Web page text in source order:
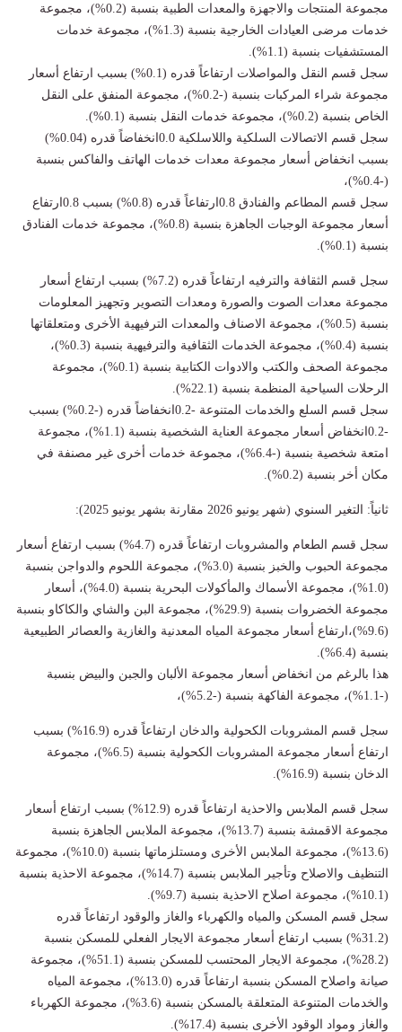
مجموعة المنتجات والاجهزة والمعدات الطبية بنسبة (0.2%)، مجموعة
خدمات مرضى العيادات الخارجية بنسبة (1.3%)، مجموعة خدمات
المستشفيات بنسبة (1.1%).
سجل قسم النقل والمواصلات ارتفاعاً قدره (0.1%) بسبب ارتفاع أسعار
مجموعة شراء المركبات بنسبة (-0.2%)، مجموعة المنفق على النقل
الخاص بنسبة (0.2%)، مجموعة خدمات النقل بنسبة (0.1%).
سجل قسم الاتصالات السلكية واللاسلكية 0.0انخفاضاً قدره (0.04%)
بسبب انخفاض أسعار مجموعة معدات خدمات الهاتف والفاكس بنسبة
(-0.4%)،
سجل قسم المطاعم والفنادق 0.8ارتفاعاً قدره (0.8%) بسبب 0.8ارتفاع
أسعار مجموعة الوجبات الجاهزة بنسبة (0.8%)، مجموعة خدمات الفنادق
بنسبة (0.1%).
سجل قسم الثقافة والترفيه ارتفاعاً قدره (7.2%) بسبب ارتفاع أسعار
مجموعة معدات الصوت والصورة ومعدات التصوير وتجهيز المعلومات
بنسبة (0.5%)، مجموعة الاصناف والمعدات الترفيهية الأخرى ومتعلقاتها
بنسبة (0.4%)، مجموعة الخدمات الثقافية والترفيهية بنسبة (0.3%)،
مجموعة الصحف والكتب والادوات الكتابية بنسبة (0.1%)، مجموعة
الرحلات السياحية المنظمة بنسبة (22.1%).
سجل قسم السلع والخدمات المتنوعة -0.2انخفاضاً قدره (-0.2%) بسبب
-0.2انخفاض أسعار مجموعة العناية الشخصية بنسبة (1.1%)، مجموعة
امتعة شخصية بنسبة (-6.4%)، مجموعة خدمات أخرى غير مصنفة في
مكان أخر بنسبة (0.2%).
ثانياً: التغير السنوي (شهر يونيو 2026 مقارنة بشهر يونيو 2025):
سجل قسم الطعام والمشروبات ارتفاعاً قدره (4.7%) بسبب ارتفاع أسعار
مجموعة الحبوب والخبز بنسبة (3.0%)، مجموعة اللحوم والدواجن بنسبة
(1.0%)، مجموعة الأسماك والمأكولات البحرية بنسبة (4.0%)، أسعار
مجموعة الخضروات بنسبة (29.9%)، مجموعة البن والشاي والكاكاو بنسبة
(9.6%)،ارتفاع أسعار مجموعة المياه المعدنية والغازية والعصائر الطبيعية
بنسبة (6.4%).
هذا بالرغم من انخفاض أسعار مجموعة الألبان والجبن والبيض بنسبة
(-1.1%)، مجموعة الفاكهة بنسبة (-5.2%)،
سجل قسم المشروبات الكحولية والدخان ارتفاعاً قدره (16.9%) بسبب
ارتفاع أسعار مجموعة المشروبات الكحولية بنسبة (6.5%)، مجموعة
الدخان بنسبة (16.9%).
سجل قسم الملابس والاحذية ارتفاعاً قدره (12.9%) بسبب ارتفاع أسعار
مجموعة الاقمشة بنسبة (13.7%)، مجموعة الملابس الجاهزة بنسبة
(13.6%)، مجموعة الملابس الأخرى ومستلزماتها بنسبة (10.0%)، مجموعة
التنظيف والاصلاح وتأجير الملابس بنسبة (14.7%)، مجموعة الاحذية بنسبة
(10.1%)، مجموعة اصلاح الاحذية بنسبة (9.7%).
سجل قسم المسكن والمياه والكهرباء والغاز والوقود ارتفاعاً قدره
(31.2%) بسبب ارتفاع أسعار مجموعة الايجار الفعلي للمسكن بنسبة
(28.2%)، مجموعة الايجار المحتسب للمسكن بنسبة (51.1%)، مجموعة
صيانة واصلاح المسكن بنسبة ارتفاعاً قدره (13.0%)، مجموعة المياه
والخدمات المتنوعة المتعلقة بالمسكن بنسبة (3.6%)، مجموعة الكهرباء
والغاز ومواد الوقود الأخرى بنسبة (17.4%).